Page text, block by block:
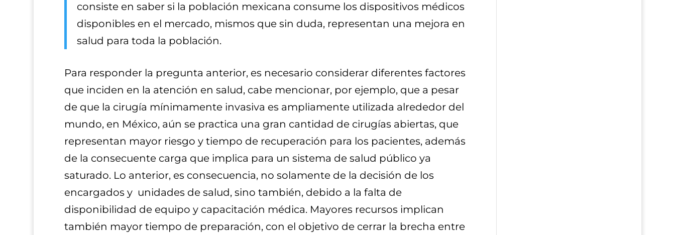
consiste en saber si la población mexicana consume los dispositivos médicos
disponibles en el mercado, mismos que sin duda, representan una mejora en
salud para toda la población.
Para responder la pregunta anterior, es necesario considerar diferentes factores
que inciden en la atención en salud, cabe mencionar, por ejemplo, que a pesar
de que la cirugía mínimamente invasiva es ampliamente utilizada alrededor del
mundo, en México, aún se practica una gran cantidad de cirugías abiertas, que
representan mayor riesgo y tiempo de recuperación para los pacientes, además
de la consecuente carga que implica para un sistema de salud público ya
saturado. Lo anterior, es consecuencia, no solamente de la decisión de los
encargados y unidades de salud, sino también, debido a la falta de
disponibilidad de equipo y capacitación médica. Mayores recursos implican
también mayor tiempo de preparación, con el objetivo de cerrar la brecha entre